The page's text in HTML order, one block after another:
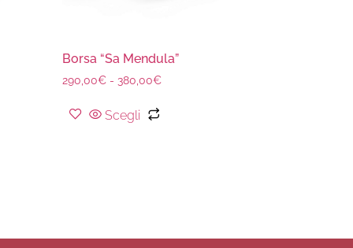
Borsa “Sa Mendula”
290,00€ - 380,00€
Scegli